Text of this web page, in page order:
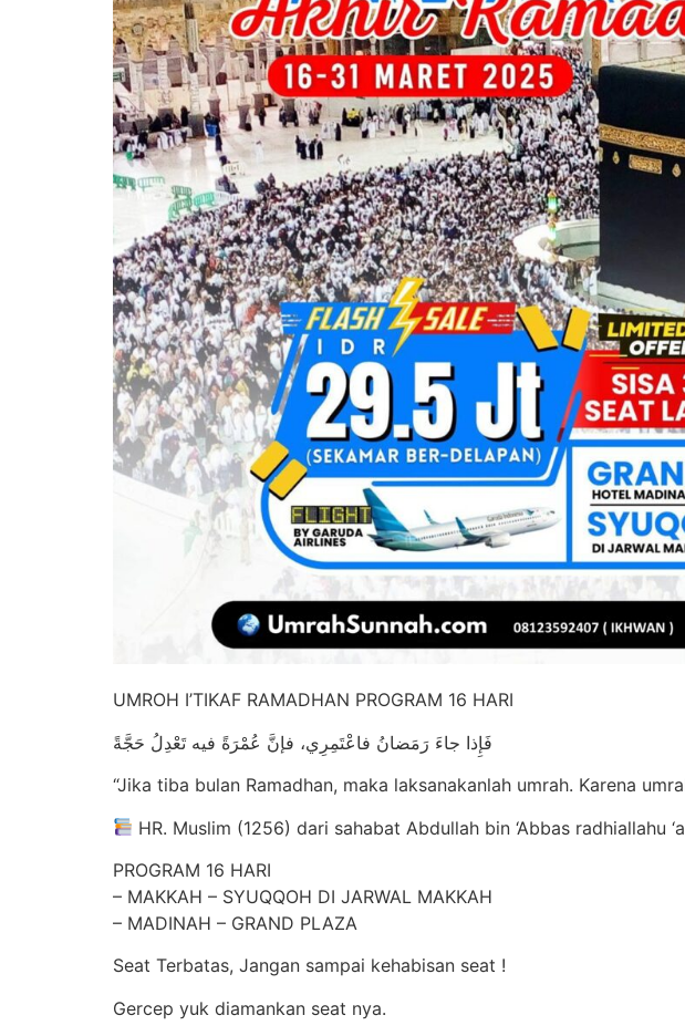
UMROH I’TIKAF RAMADHAN PROGRAM 16 HARI
فَإِذا جاءَ رَمَضانُ فاعْتَمِرِي، فإنَّ عُمْرَةً فيه تَعْدِلُ حَجَّةً
“Jika tiba bulan Ramadhan, maka laksanakanlah umrah. Karena
HR. Muslim (1256) dari sahabat Abdullah bin ‘Abbas radhiallahu
PROGRAM 16 HARI
– MAKKAH – SYUQQOH DI JARWAL MAKKAH
– MADINAH – GRAND PLAZA
Seat Terbatas, Jangan sampai kehabisan seat !
Gercep yuk diamankan seat nya.